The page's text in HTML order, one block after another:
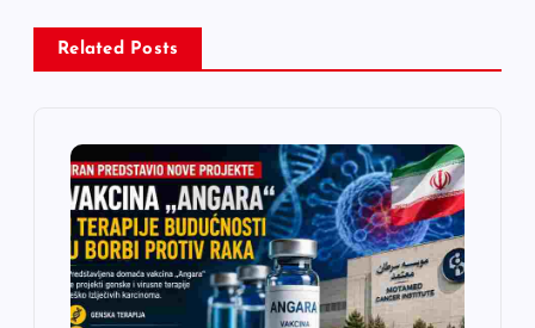
c
Related Posts